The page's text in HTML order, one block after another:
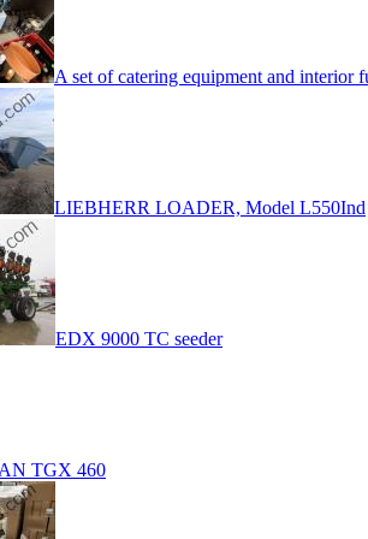
A set of catering equipment and interior
LIEBHERR LOADER, Model L550Ind
EDX 9000 TC seeder
TGX 460